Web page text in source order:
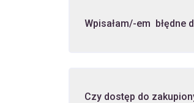
Wpisałam/-em błędne
Czy dostęp do